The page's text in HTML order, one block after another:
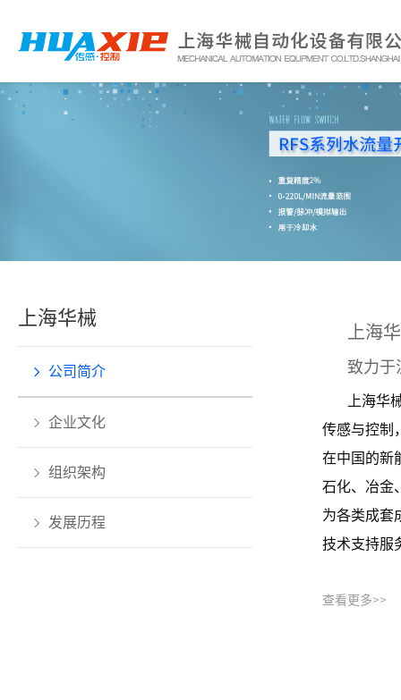
上海华械
公司简介
企业文化
组织架构
发展历程
上海
致力于
上海华
传感与控制
在中国的新
石化、冶金
为各类成套
技术支持服
着高质量的
查看更多>>